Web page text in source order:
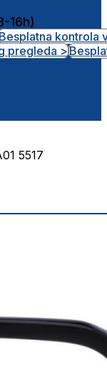
16h)
kontrola
pregleda >
5517